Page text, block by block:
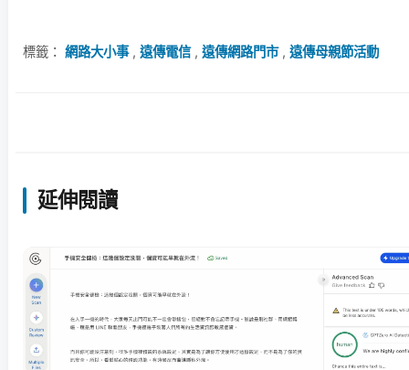
標籤： 網路大小事, 遠傳電信, 遠傳網路門市, 遠傳母親節活動
延伸閱讀